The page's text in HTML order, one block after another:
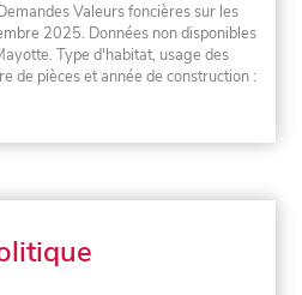
Valeurs foncières sur les
2025. Données non disponibles
Type d'habitat, usage des
de pièces et année de construction :